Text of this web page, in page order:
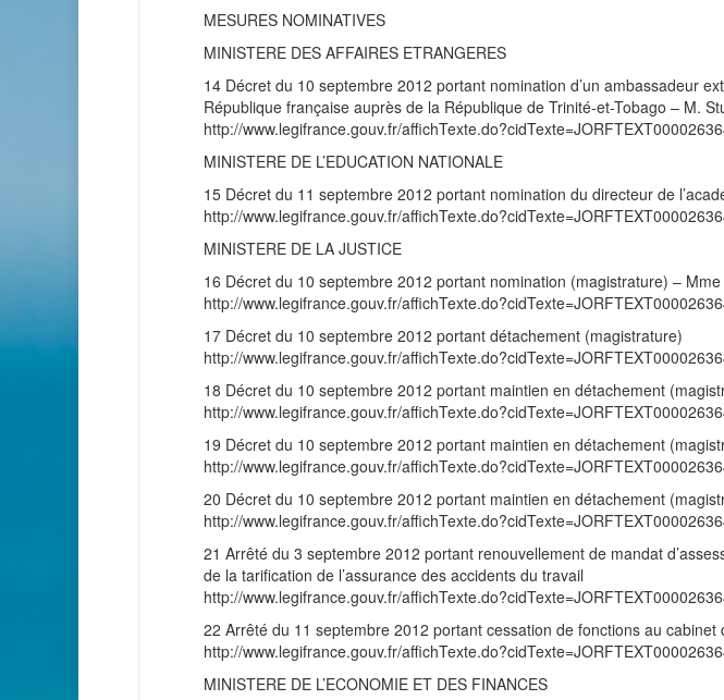
MESURES NOMINATIVES
MINISTERE DES AFFAIRES ETRANGERES
14 Décret du 10 septembre 2012 portant nomination d’un ambassadeur
République française auprès de la République de Trinité-et-Tobago – M.
http://www.legifrance.gouv.fr/
MINISTERE DE L’EDUCATION NATIONALE
15 Décret du 11 septembre 2012 portant nomination du directeur de
http://www.legifrance.gouv.fr/
MINISTERE DE LA JUSTICE
16 Décret du 10 septembre 2012 portant nomination (magistrature) –
http://www.legifrance.gouv.fr/
17 Décret du 10 septembre 2012 portant détachement (magistrature)
http://www.legifrance.gouv.fr/
18 Décret du 10 septembre 2012 portant maintien en détachement
http://www.legifrance.gouv.fr/
19 Décret du 10 septembre 2012 portant maintien en détachement
http://www.legifrance.gouv.fr/
20 Décret du 10 septembre 2012 portant maintien en détachement
http://www.legifrance.gouv.fr/
21 Arrêté du 3 septembre 2012 portant renouvellement de mandat
de la tarification de l’assurance des accidents du travail
http://www.legifrance.gouv.fr/
22 Arrêté du 11 septembre 2012 portant cessation de fonctions au
http://www.legifrance.gouv.fr/
MINISTERE DE L’ECONOMIE ET DES FINANCES